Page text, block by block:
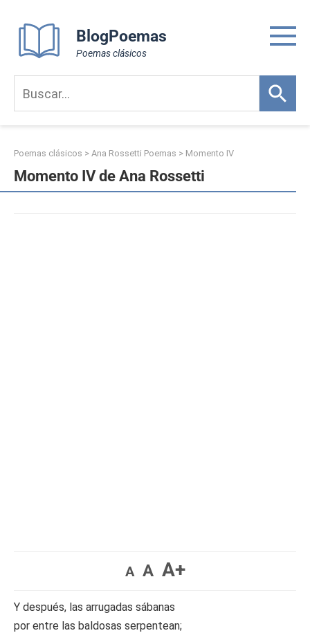
content
BlogPoemas
Poemas clásicos
Poemas clásicos > Ana Rossetti Poemas > Momento IV
Momento IV de Ana Rossetti
A A A+
Y después, las arrugadas sábanas
por entre las baldosas serpentean;